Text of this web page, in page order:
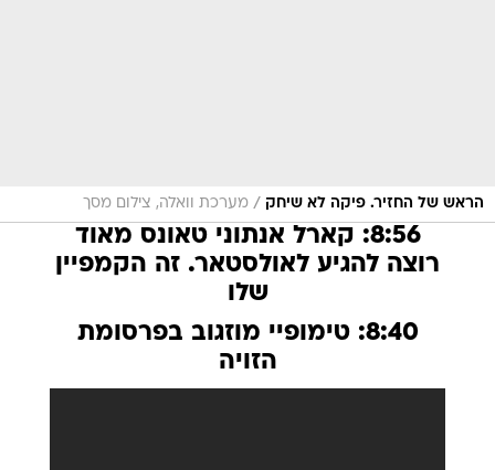
הראש של החזיר. פיקה לא שיחק / מערכת וואלה, צילום מסך
8:56: קארל אנתוני טאונס מאוד
רוצה להגיע לאולסטאר. זה הקמפיין
שלו
8:40: טימופיי מוזגוב בפרסומת
הזויה